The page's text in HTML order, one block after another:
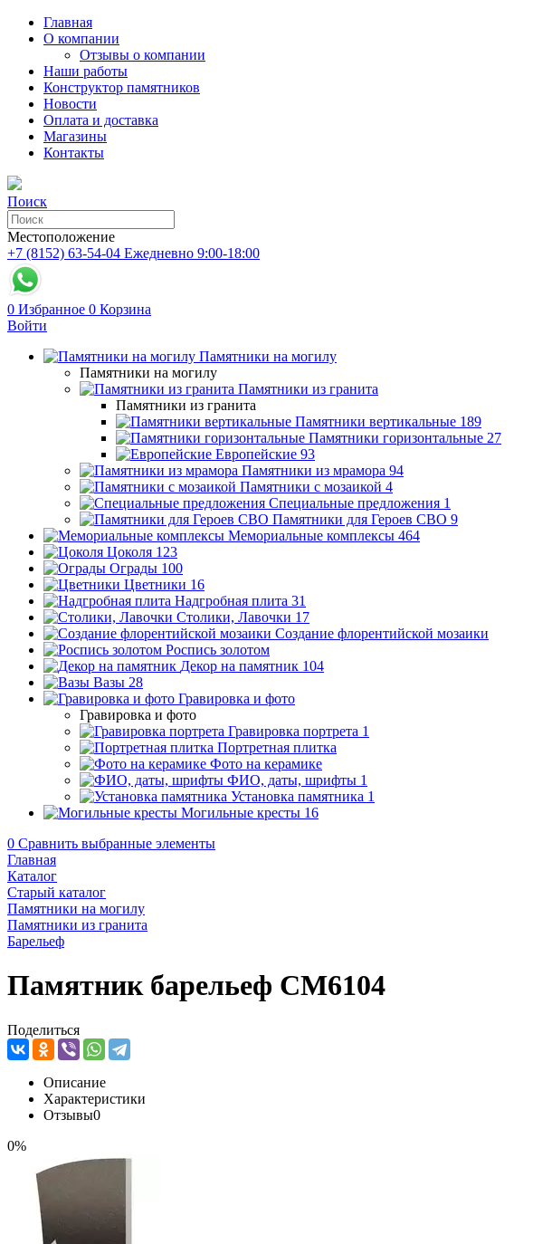
Главная
О компании
Отзывы о компании
Наши работы
Конструктор памятников
Новости
Оплата и доставка
Магазины
Контакты
Поиск
Местоположение
+7 (8152) 63-54-04 Ежедневно 9:00-18:00
0 Избранное 0 Корзина
Войти
Памятники на могилу
Памятники на могилу
Памятники из гранита
Памятники из гранита
Памятники вертикальные 189
Памятники горизонтальные 27
Европейские 93
Памятники из мрамора 94
Памятники с мозаикой 4
Специальные предложения 1
Памятники для Героев СВО 9
Мемориальные комплексы 464
Цоколя 123
Ограды 100
Цветники 16
Надгробная плита 31
Столики, Лавочки 17
Создание флорентийской мозаики
Роспись золотом
Декор на памятник 104
Вазы 28
Гравировка и фото
Гравировка и фото
Гравировка портрета 1
Портретная плитка
Фото на керамике
ФИО, даты, шрифты 1
Установка памятника 1
Могильные кресты 16
0 Сравнить выбранные элементы
Главная
Каталог
Старый каталог
Памятники на могилу
Памятники из гранита
Барельеф
Памятник барельеф CM6104
Поделиться
Описание
Характеристики
Отзывы0
0%